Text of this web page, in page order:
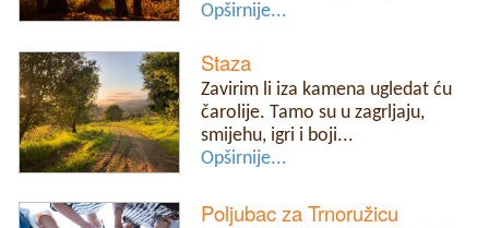
Opširnije...
Staza
Zavirim li iza kamena ugledat ću
čarolije. Tamo su u zagrljaju,
smijehu, igri i boji...
Opširnije...
Poljubac za Trnoružicu